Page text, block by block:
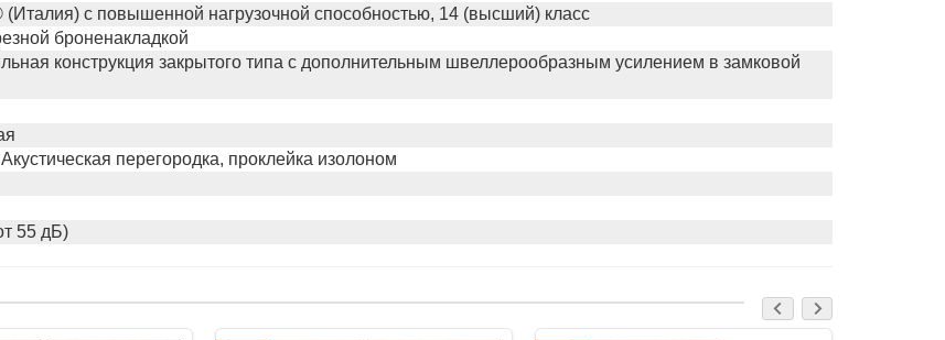
с повышенной нагрузочной способностью, 14 (высший) класс
броненакладкой
конструкция закрытого типа c дополнительным швеллерообразным усилением в замковой
перегородка, проклейка изолоном
55 дБ)